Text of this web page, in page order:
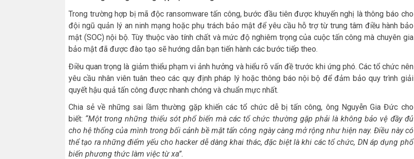
Trong trường hợp bị mã độc ransomware tấn công, bước đầu tiên được khuyến nghị là thông báo cho
đội ngũ quản lý an ninh mạng hoặc phụ trách bảo mật để yêu cầu hỗ trợ từ trung tâm điều hành bảo
mật (SOC) nội bộ. Tùy thuộc vào tính chất và mức độ nghiêm trọng của cuộc tấn công mà chuyên gia
bảo mật đã được đào tạo sẽ hướng dẫn bạn tiến hành các bước tiếp theo.
Điều quan trọng là giảm thiểu phạm vi ảnh hưởng và hiểu rõ vấn đề trước khi ứng phó. Các tổ chức nên
yêu cầu nhân viên tuân theo các quy định pháp lý hoặc thông báo nội bộ để đảm bảo quy trình giải
quyết hậu quả tấn công được nhanh chóng và chuẩn mực nhất.
Chia sẻ về những sai lầm thường gặp khiến các tổ chức dễ bị tấn công, ông Nguyễn Gia Đức cho
biết: “Một trong những thiếu sót phổ biến mà các tổ chức thường gặp phải là không bảo vệ đầy đủ
cho hệ thống của mình trong bối cảnh bề mặt tấn công ngày càng mở rộng như hiện nay. Điều này có
thể tạo ra những điểm yếu cho hacker dễ dàng khai thác, đặc biệt là khi các tổ chức, DN áp dụng phổ
biến phương thức làm việc từ xa”.